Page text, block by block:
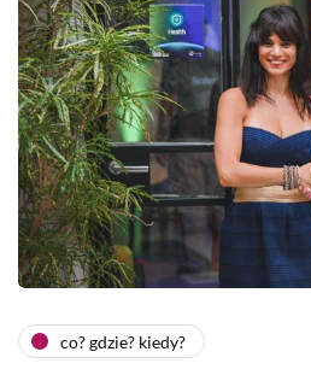
co? gdzie? kiedy?